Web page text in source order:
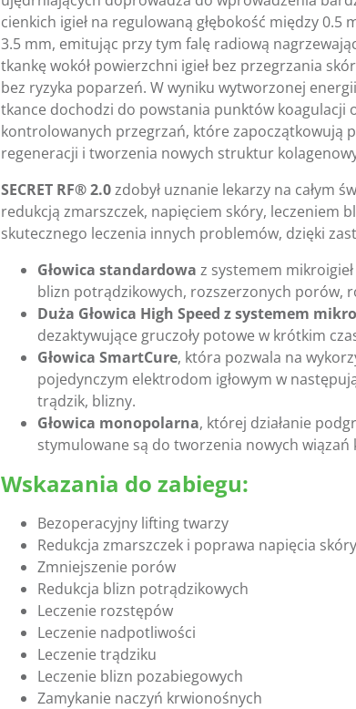
cienkich igieł na regulowaną głębokość między 0.5
3.5 mm, emitując przy tym falę radiową
tkankę wokół powierzchni igieł bez przegrzania
bez ryzyka poparzeń. W wyniku wytworzonej
tkance dochodzi do powstania punktów koagulacji
kontrolowanych przegrzań, które zapoczątkowują
regeneracji i tworzenia nowych struktur
SECRET RF® 2.0zdobył uznanie lekarzy na całym
redukcją zmarszczek, napięciem skóry, leczeniem
skutecznego leczenia innych problemów, dzięki
Głowica standardowa z systemem
blizn potrądzikowych, rozszerzonych porów,
Duża Głowica High Speed z systemem
dezaktywujące gruczoły potowe w krótkim
Głowica SmartCure, która pozwala na
pojedynczym elektrodom igłowym w
trądzik, blizny.
Głowica monopolarna, której działanie
stymulowane są do tworzenia nowych wiązań
Wskazania do zabiegu:
Bezoperacyjny lifting twarzy
Redukcja zmarszczek i poprawa napięcia skóry
Zmniejszenie porów
Redukcja blizn potrądzikowych
Leczenie rozstępów
Leczenie nadpotliwości
Leczenie trądziku
Leczenie blizn pozabiegowych
Zamykanie naczyń krwionośnych